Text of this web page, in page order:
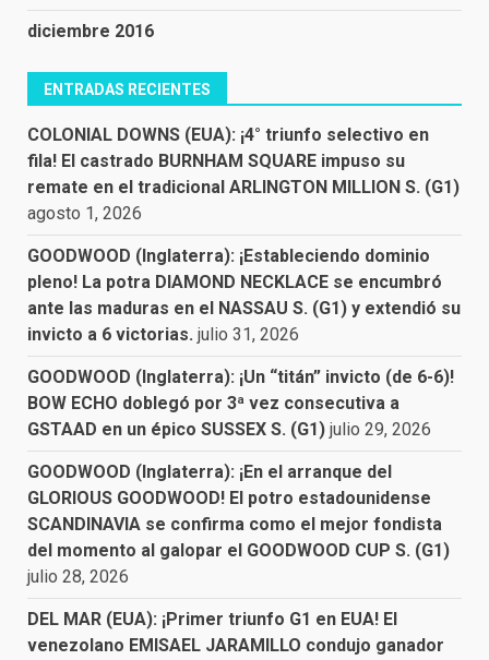
diciembre 2016
ENTRADAS RECIENTES
COLONIAL DOWNS (EUA): ¡4° triunfo selectivo en
fila! El castrado BURNHAM SQUARE impuso su
remate en el tradicional ARLINGTON MILLION S. (G1)
agosto 1, 2026
GOODWOOD (Inglaterra): ¡Estableciendo dominio
pleno! La potra DIAMOND NECKLACE se encumbró
ante las maduras en el NASSAU S. (G1) y extendió su
invicto a 6 victorias. julio 31, 2026
GOODWOOD (Inglaterra): ¡Un “titán” invicto (de 6-6)!
BOW ECHO doblegó por 3ª vez consecutiva a
GSTAAD en un épico SUSSEX S. (G1) julio 29, 2026
GOODWOOD (Inglaterra): ¡En el arranque del
GLORIOUS GOODWOOD! El potro estadounidense
SCANDINAVIA se confirma como el mejor fondista
del momento al galopar el GOODWOOD CUP S. (G1)
julio 28, 2026
DEL MAR (EUA): ¡Primer triunfo G1 en EUA! El
venezolano EMISAEL JARAMILLO condujo ganador